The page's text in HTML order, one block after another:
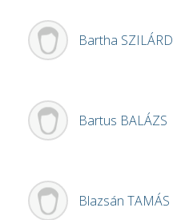
Bartha SZILÁRD
Bartus BALÁZS
Blazsán TAMÁS